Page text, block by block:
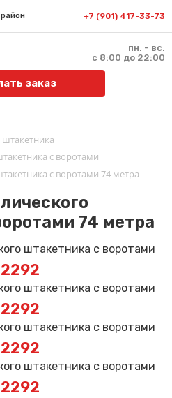
+7 (901) 417-33-73
пн. - вс.
с 8:00 до 22:00
заказ
с воротами
с воротами 74 метра
74 метра